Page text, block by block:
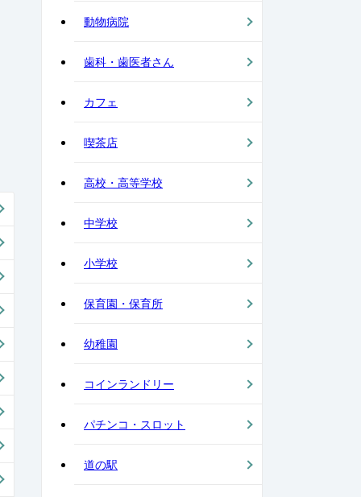
動物病院
歯科・歯医者さん
カフェ
喫茶店
高校・高等学校
中学校
小学校
保育園・保育所
幼稚園
コインランドリー
パチンコ・スロット
道の駅